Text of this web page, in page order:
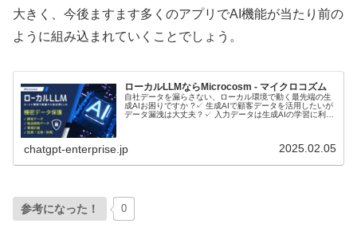
大きく、今後ますます多くのアプリでAI機能が当たり前の
ように組み込まれていくことでしょう。
ローカルLLMならMicrocosm - マイクロコズム
自社データを漏らさない、ローカル環境で動く最先端の生
成AIお困りですか ?✓ 生成AIで顧客データを活用したいが
データ漏洩は大丈夫？✓ 入力データは生成AIの学習に利用
chatgpt-enterprise.jp 2025.02.05
参考になった！ 0